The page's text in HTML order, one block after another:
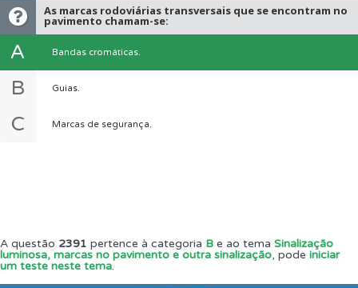
As marcas rodoviárias transversais que se encontram no
pavimento chamam-se:
A Bandas cromáticas.
B Guias.
C Marcas de segurança.
A questão 2391 pertence à categoria B e ao tema Sinalização
luminosa, marcas no pavimento e outra sinalização, pode iniciar
um teste neste tema.